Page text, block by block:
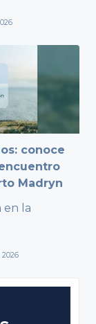
conoce
Madryn
en la
2026